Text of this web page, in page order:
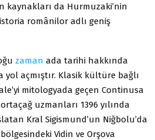
kaynakları da Hurmuzaki’nin
românilor adlı geniş
zaman ada tarihi hakkında
açmıştır. Klasik kültüre bağlı
mitologyada geçen Continusa
uzmanları 1396 yılında
Kral Sigismund’un Niğbolu’da
Vidin ve Orşova